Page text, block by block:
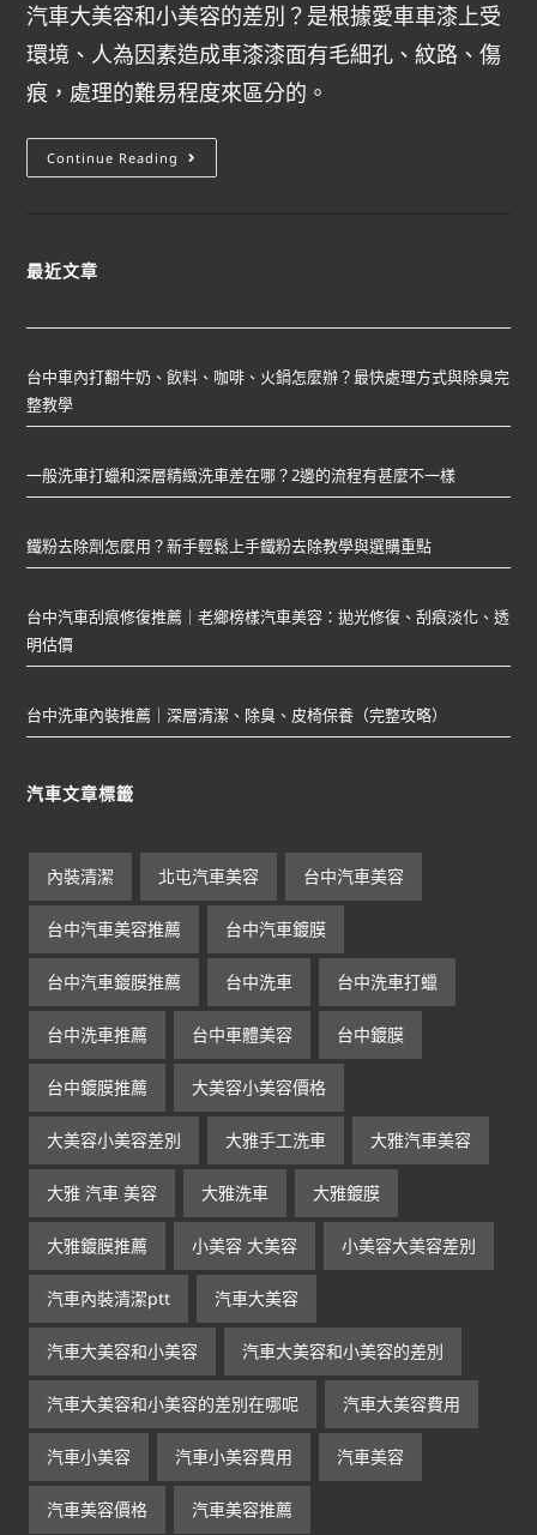
汽車大美容和小美容的差別？是根據愛車車漆上受
環境、人為因素造成車漆漆面有毛細孔、紋路、傷
痕，處理的難易程度來區分的。
Continue Reading
最近文章
台中車內打翻牛奶、飲料、咖啡、火鍋怎麼辦？最快處理方式與除臭完
整教學
一般洗車打蠟和深層精緻洗車差在哪？2邊的流程有甚麼不一樣
鐵粉去除劑怎麼用？新手輕鬆上手鐵粉去除教學與選購重點
台中汽車刮痕修復推薦｜老鄉榜樣汽車美容：拋光修復、刮痕淡化、透
明估價
台中洗車內裝推薦｜深層清潔、除臭、皮椅保養（完整攻略）
汽車文章標籤
內裝清潔 北屯汽車美容 台中汽車美容
台中汽車美容推薦 台中汽車鍍膜
台中汽車鍍膜推薦 台中洗車 台中洗車打蠟
台中洗車推薦 台中車體美容 台中鍍膜
台中鍍膜推薦 大美容小美容價格
大美容小美容差別 大雅手工洗車 大雅汽車美容
大雅 汽車 美容 大雅洗車 大雅鍍膜
大雅鍍膜推薦 小美容 大美容 小美容大美容差別
汽車內裝清潔ptt 汽車大美容
汽車大美容和小美容 汽車大美容和小美容的差別
汽車大美容和小美容的差別在哪呢 汽車大美容費用
汽車小美容 汽車小美容費用 汽車美容
汽車美容價格 汽車美容推薦